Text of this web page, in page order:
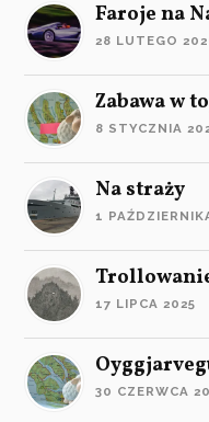
Faroje na
28 LUTEGO
Zabawa w
8 STYCZNIA
Na straży
1
17 LIPCA 2025
30 CZERWCA